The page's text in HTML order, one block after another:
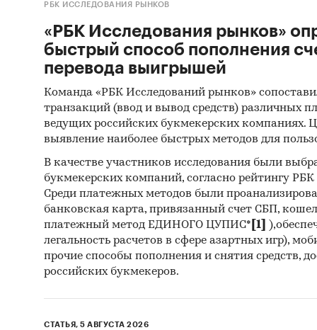
РБК ИССЛЕДОВАНИЯ РЫНКОВ
«РБК Исследования рынков»
быстрый способ пополнения
перевода выигрышей
Команда «РБК Исследований рынков»
транзакций (ввод и вывод средств) различных
ведущих российских букмекерских компаниях.
выявление наиболее быстрых методов для
В качестве участников исследования были
букмекерских компаний, согласно рейтингу
Среди платежных методов были
банковская карта, привязанный счет СБП,
платежный метод ЕДИНОГО ЦУПИС* [1]
легальность расчетов в сфере азартных игр),
прочие способы пополнения и снятия средств,
российских букмекеров.
СТАТЬЯ, 5 АВГУСТА 2026